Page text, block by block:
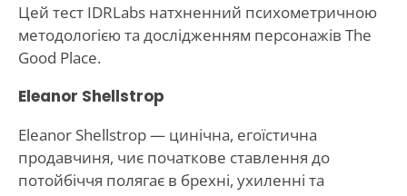
Цей тест IDRLabs натхненний психометричною
методологією та дослідженням персонажів The
Good Place.
Eleanor Shellstrop
Eleanor Shellstrop — цинічна, егоїстична
продавчиня, чиє початкове ставлення до
потойбіччя полягає в брехні, ухиленні та